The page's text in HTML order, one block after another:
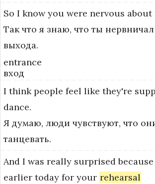
So I know you were nervous about
Так что я знаю, что ты
выхода.
entrance
вход
I think people feel like they're
dance.
Я думаю, люди чувствуют, что
танцевать.
And I was really surprised because
earlier today for your rehearsal